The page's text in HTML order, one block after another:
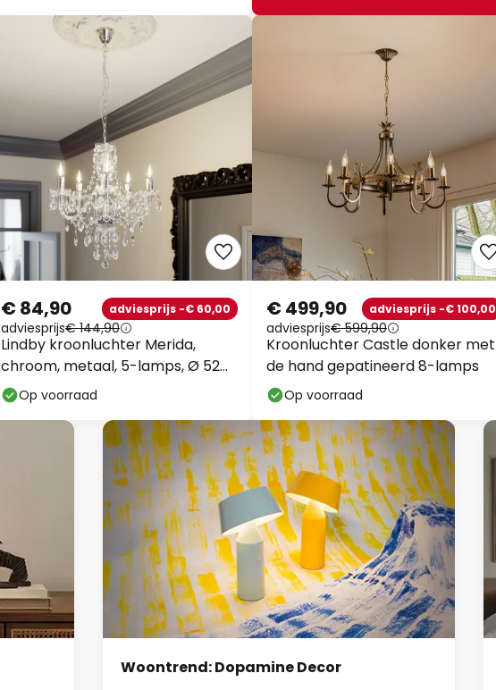
Lindby kroonluchter Merida,
chroom, metaal, 5-lamps, Ø 52
cm
€ 84,90 adviesprijs -€ 60,00
adviesprijs€ 144,90
Op voorraad
Kroonluchter Castle donker met
de hand gepatineerd 8-lamps
€ 499,90 adviesprijs -€ 100,00
adviesprijs€ 599,90
Op voorraad
Woontrend: Dopamine Decor